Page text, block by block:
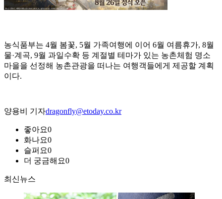
농식품부는 4월 봄꽃, 5월 가족여행에 이어 6월 여름휴가, 8월
물·계곡, 9월 과일수확 등 계절별 테마가 있는 농촌체험 명소
마을을 선정해 농촌관광을 떠나는 여행객들에게 제공할 계획
이다.
양용비 기자dragonfly@etoday.co.kr
좋아요0
화나요0
슬퍼요0
더 궁금해요0
최신뉴스